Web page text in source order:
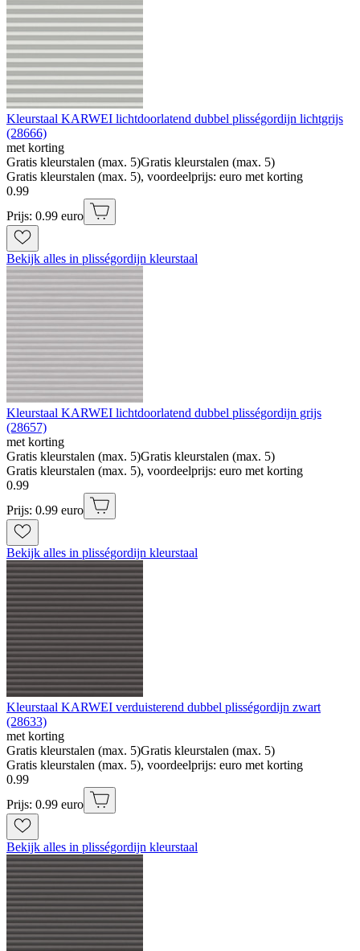
Kleurstaal KARWEI lichtdoorlatend dubbel plisségordijn lichtgrijs
(28666)
met korting
Gratis kleurstalen (max. 5)Gratis kleurstalen (max. 5)
Gratis kleurstalen (max. 5), voordeelprijs: euro met korting
0.99
Prijs: 0.99 euro
Bekijk alles in plisségordijn kleurstaal
Kleurstaal KARWEI lichtdoorlatend dubbel plisségordijn grijs
(28657)
met korting
Gratis kleurstalen (max. 5)Gratis kleurstalen (max. 5)
Gratis kleurstalen (max. 5), voordeelprijs: euro met korting
0.99
Prijs: 0.99 euro
Bekijk alles in plisségordijn kleurstaal
Kleurstaal KARWEI verduisterend dubbel plisségordijn zwart
(28633)
met korting
Gratis kleurstalen (max. 5)Gratis kleurstalen (max. 5)
Gratis kleurstalen (max. 5), voordeelprijs: euro met korting
0.99
Prijs: 0.99 euro
Bekijk alles in plisségordijn kleurstaal